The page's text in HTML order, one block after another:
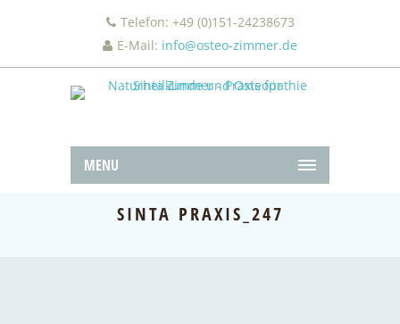
Telefon: +49 (0)151-24238673
E-Mail: info@osteo-zimmer.de
MENU
SINTA PRAXIS_247